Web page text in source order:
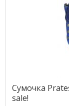
Сумочка
sale!